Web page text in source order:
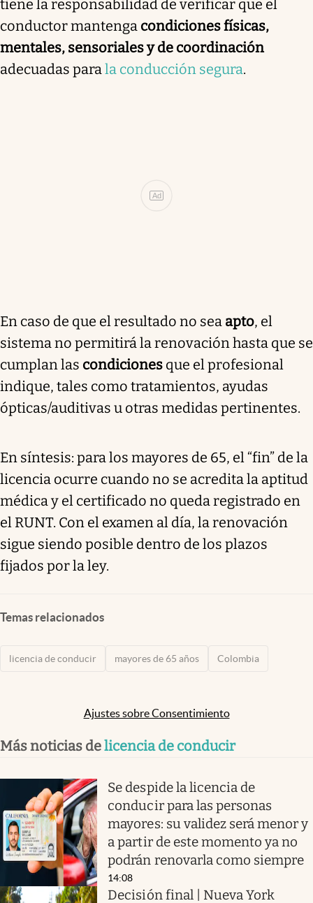
tiene la responsabilidad de verificar que el
conductor mantenga condiciones físicas,
mentales, sensoriales y de coordinación
adecuadas para la conducción segura.
Ad
En caso de que el resultado no sea apto, el
sistema no permitirá la renovación hasta que se
cumplan las condiciones que el profesional
indique, tales como tratamientos, ayudas
ópticas/auditivas u otras medidas pertinentes.
En síntesis: para los mayores de 65, el “fin” de la
licencia ocurre cuando no se acredita la aptitud
médica y el certificado no queda registrado en
el RUNT. Con el examen al día, la renovación
sigue siendo posible dentro de los plazos
fijados por la ley.
Temas relacionados
licencia de conducir mayores de 65 años Colombia
Ajustes sobre Consentimiento
Más noticias delicencia de conducir
Se despide la licencia de
conducir para las personas
mayores: su validez será menor y
a partir de este momento ya no
podrán renovarla como siempre
14:08
Decisión final | Nueva York